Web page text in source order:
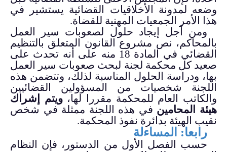
وضعه لمدونة الأخلاقيات القضائية يستشير في
هذا الأمر الجمعيات المهنية للقضاة.
ومن أجل إيجاد حلول لصعوبات سير العمل
بالمحاكم، نص مشروع القانون المتعلق بالتنظيم
القضائي في المادة 18 منه على أنه تحدث على
صعيد كل محكمة لجنة لبحث صعوبات سير العمل
بها، ودراسة الحلول المناسبة لذلك، وتتضمن هذه
اللجنة شخصيات من المسؤولين القضائيين
والكاتب العام للمحكمة مقررا لها،ويتم إشراك
هيئة المحامين في هذه اللجنة ممثلة في شخص
نقيب الهيئة بدائرة نفوذ المحكمة.
رابعا: المساءلة
حسب الفصل الأول من الدستور، فإن النظام